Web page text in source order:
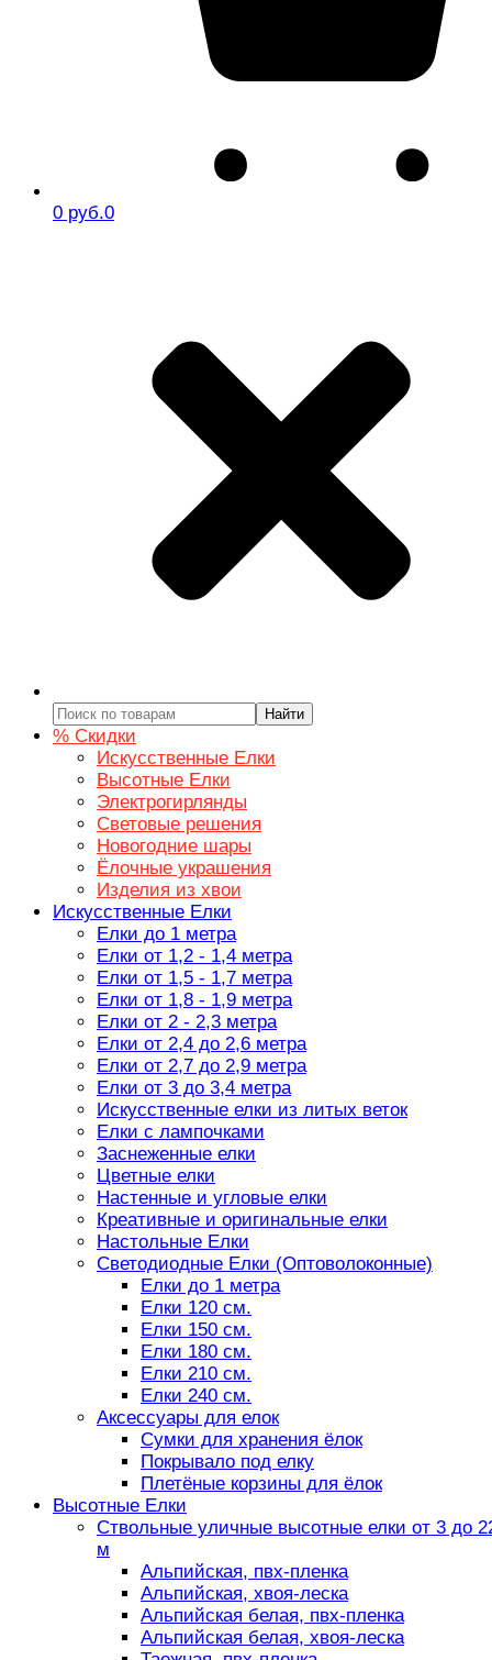
0 руб.0
Найти
% Скидки
Искусственные Елки
Высотные Елки
Электрогирлянды
Световые решения
Новогодние шары
Ёлочные украшения
Изделия из хвои
Искусственные Елки
Елки до 1 метра
Елки от 1,2 - 1,4 метра
Елки от 1,5 - 1,7 метра
Елки от 1,8 - 1,9 метра
Елки от 2 - 2,3 метра
Елки от 2,4 до 2,6 метра
Елки от 2,7 до 2,9 метра
Елки от 3 до 3,4 метра
Искусственные елки из литых веток
Елки с лампочками
Заснеженные елки
Цветные елки
Настенные и угловые елки
Креативные и оригинальные елки
Настольные Елки
Светодиодные Елки (Оптоволоконные)
Елки до 1 метра
Елки 120 см.
Елки 150 см.
Елки 180 см.
Елки 210 см.
Елки 240 см.
Аксессуары для елок
Сумки для хранения ёлок
Покрывало под елку
Плетёные корзины для ёлок
Высотные Елки
Ствольные уличные высотные елки от 3 до
м
Альпийская, пвх-пленка
Альпийская, хвоя-леска
Альпийская белая, пвх-пленка
Альпийская белая, хвоя-леска